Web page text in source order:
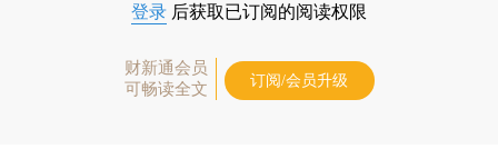
登录 后获取已订阅的阅读权限
财新通会员
可畅读全文
订阅/会员升级